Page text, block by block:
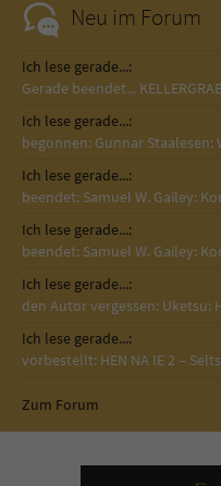
Neu im Forum
Ich lese gerade...:
Gerade beendet...
Ich lese gerade...:
begonnen: Gunnar
Ich lese gerade...:
beendet: Samuel W. Gailey:
Ich lese gerade...:
beendet: Samuel W. Gailey:
Ich lese gerade...:
den Autor vergessen: Uketsu:
Ich lese gerade...:
vorbestellt: HEN NA IE 2 –
Zum Forum